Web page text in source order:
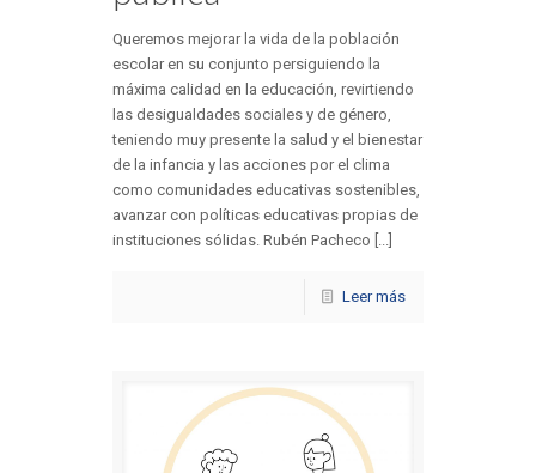
Queremos mejorar la vida de la población
escolar en su conjunto persiguiendo la
máxima calidad en la educación, revirtiendo
las desigualdades sociales y de género,
teniendo muy presente la salud y el bienestar
de la infancia y las acciones por el clima
como comunidades educativas sostenibles,
avanzar con políticas educativas propias de
instituciones sólidas. Rubén Pacheco [...]
Leer más